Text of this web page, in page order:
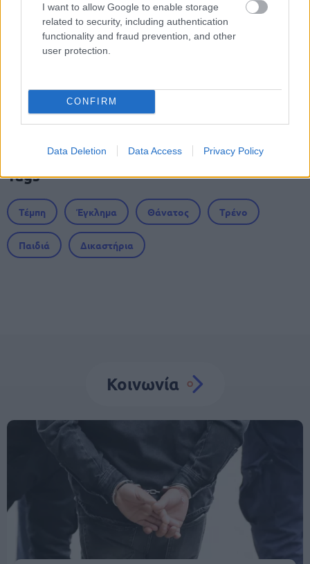
I want to allow Google to enable storage
related to security, including authentication
functionality and fraud prevention, and other
user protection.
CONFIRM
Data Deletion Data Access Privacy Policy
Προσλήψεις αναπληρωτών: Περίπου
30.000 ονόματα στην α' φάση
μόνιμους εμπειρογνώμονες
Tags
Τέμπη Έγκλημα Θάνατος Τρένο
Παιδιά Δικαστήρια
Κοινωνία